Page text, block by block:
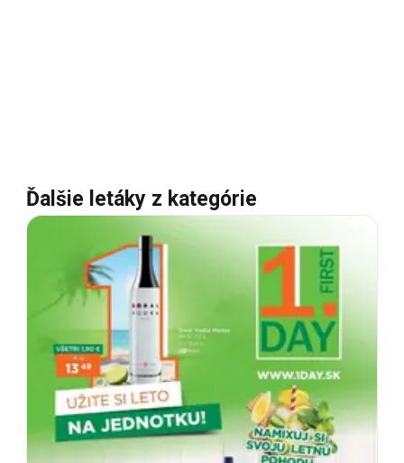
Ďalšie letáky z kategórie